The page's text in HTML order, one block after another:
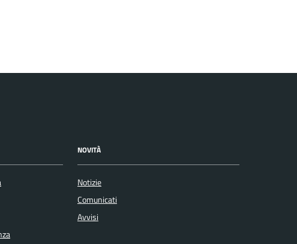
NOVITÀ
Notizie
Comunicati
Avvisi